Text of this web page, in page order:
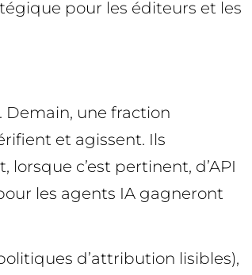
pour les éditeurs et les
une fraction
et agissent. Ils
c’est pertinent, d’API
les agents IA gagneront
d’attribution lisibles),